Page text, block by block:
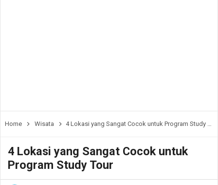
Home Wisata 4 Lokasi yang Sangat Cocok untuk Program Study Tour
4 Lokasi yang Sangat Cocok untuk
Program Study Tour